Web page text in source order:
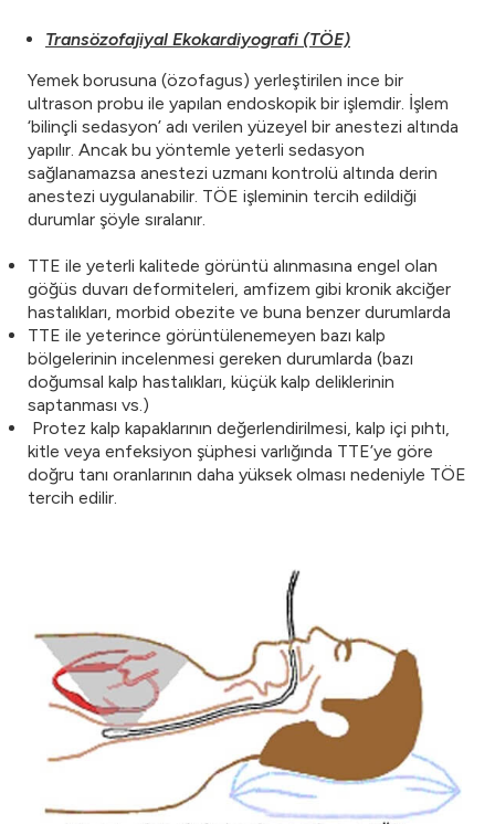
Transözofajiyal Ekokardiyografi (TÖE)
Yemek borusuna (özofagus) yerleştirilen ince bir
ultrason probu ile yapılan endoskopik bir işlemdir. İşlem
‘bilinçli sedasyon’ adı verilen yüzeyel bir anestezi altında
yapılır. Ancak bu yöntemle yeterli sedasyon
sağlanamazsa anestezi uzmanı kontrolü altında derin
anestezi uygulanabilir. TÖE işleminin tercih edildiği
durumlar şöyle sıralanır.
TTE ile yeterli kalitede görüntü alınmasına engel olan
göğüs duvarı deformiteleri, amfizem gibi kronik akciğer
hastalıkları, morbid obezite ve buna benzer durumlarda
TTE ile yeterince görüntülenemeyen bazı kalp
bölgelerinin incelenmesi gereken durumlarda (bazı
doğumsal kalp hastalıkları, küçük kalp deliklerinin
saptanması vs.)
Protez kalp kapaklarının değerlendirilmesi, kalp içi pıhtı,
kitle veya enfeksiyon şüphesi varlığında TTE’ye göre
doğru tanı oranlarının daha yüksek olması nedeniyle TÖE
tercih edilir.